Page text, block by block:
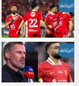
الرياضة
الرياضة